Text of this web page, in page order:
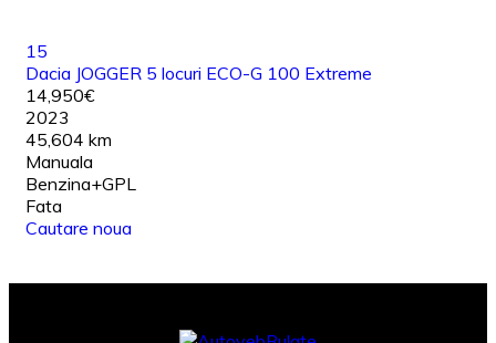
15
Dacia JOGGER 5 locuri ECO-G 100 Extreme
14,950€
2023
45,604 km
Manuala
Benzina+GPL
Fata
Cautare noua